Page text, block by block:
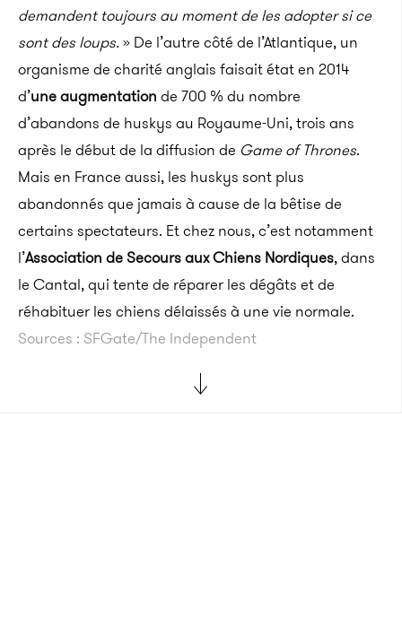
demandent toujours au moment de les adopter si ce
sont des loups.» De l’autre côté de l’Atlantique, un
organisme de charité anglais faisait état en 2014
d’une augmentation de 700 % du nombre
d’abandons de huskys au Royaume-Uni, trois ans
après le début de la diffusion de Game of Thrones.
Mais en France aussi, les huskys sont plus
abandonnés que jamais à cause de la bêtise de
certains spectateurs. Et chez nous, c’est notamment
l’Association de Secours aux Chiens Nordiques, dans
le Cantal, qui tente de réparer les dégâts et de
réhabituer les chiens délaissés à une vie normale.
Sources : SFGate/The Independent